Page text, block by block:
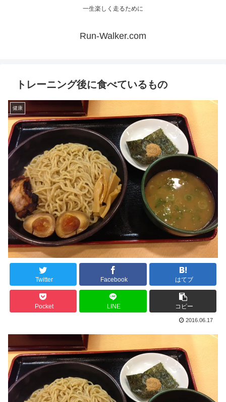
一生楽しく走るために
Run-Walker.com
トレーニング後に食べているもの
健康
Twitter Facebook はてブ
Pocket LINE コピー
2016.06.17